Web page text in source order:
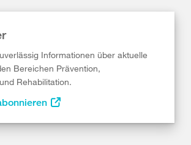
Informationen über aktuelle
Bereichen Prävention,
Rehabilitation.